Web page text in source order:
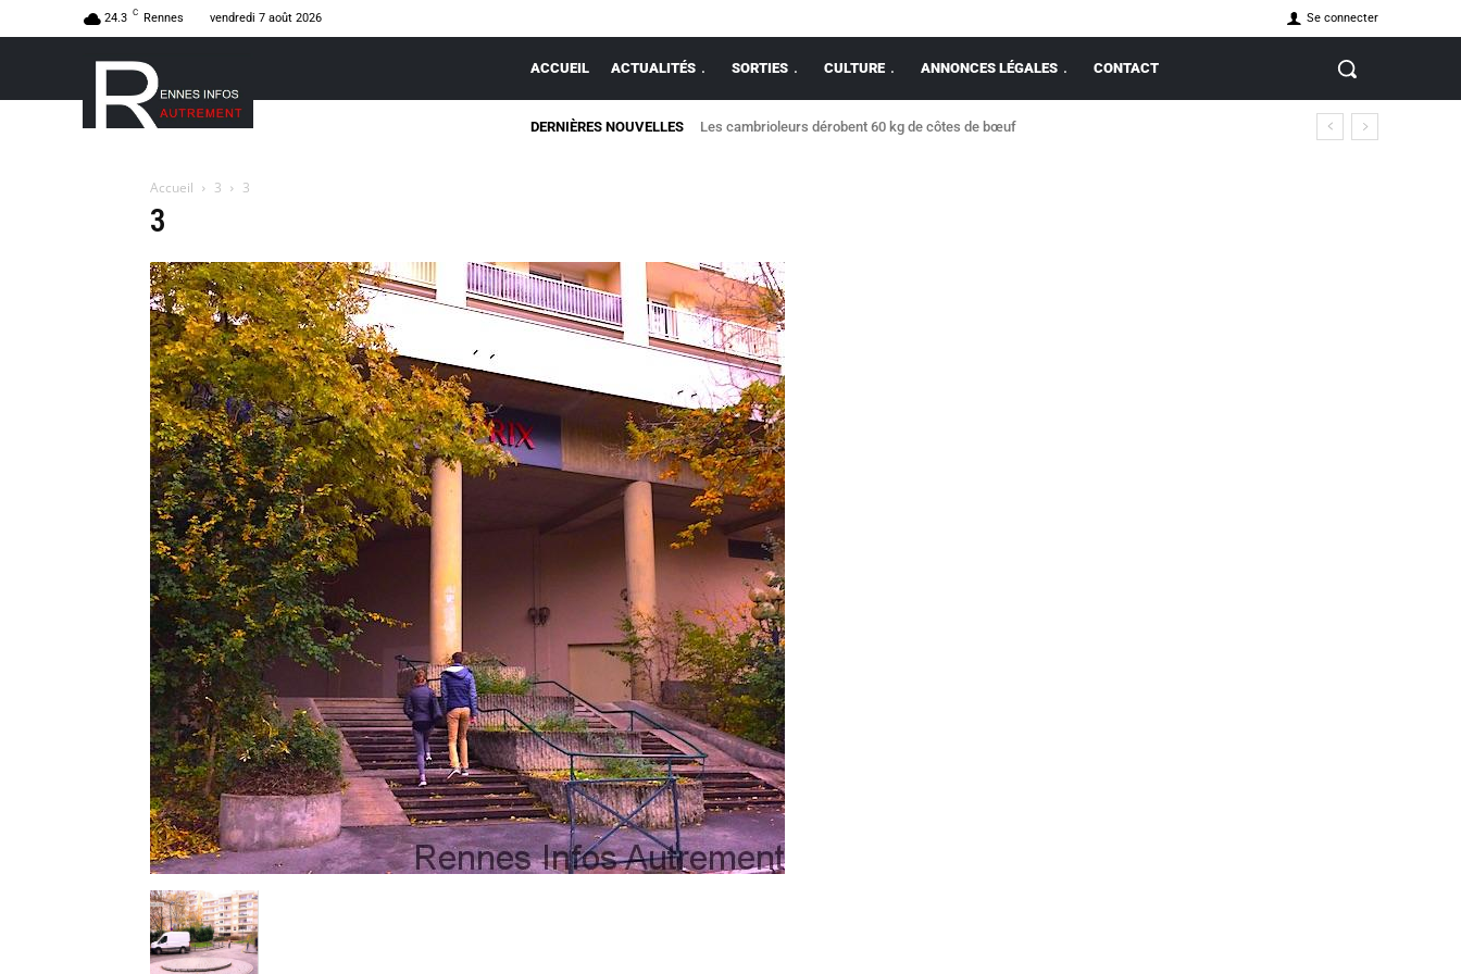
24.3 C Rennes vendredi 7 août 2026 Se connecter
ACCUEIL ACTUALITÉS SORTIES CULTURE ANNONCES LÉGALES CONTACT
DERNIÈRES NOUVELLES Les cambrioleurs dérobent 60 kg de côtes de bœuf
Accueil 3 3
3